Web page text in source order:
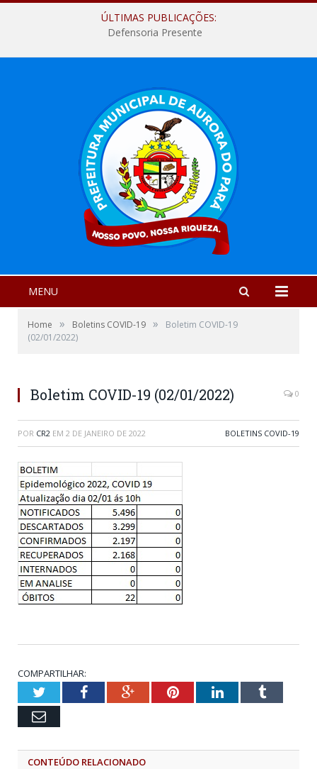
ÚLTIMAS PUBLICAÇÕES:
Defensoria Presente
MENU
Home » Boletins COVID-19 »
Boletim COVID-19
(02/01/2022)
Boletim COVID-19 (02/01/2022) 0
POR CR2 EM 2 DE JANEIRO DE 2022 BOLETINS COVID-19
COMPARTILHAR:
TwitterFacebookGoogle+PinterestLinkedInTumblr
Email
CONTEÚDO RELACIONADO